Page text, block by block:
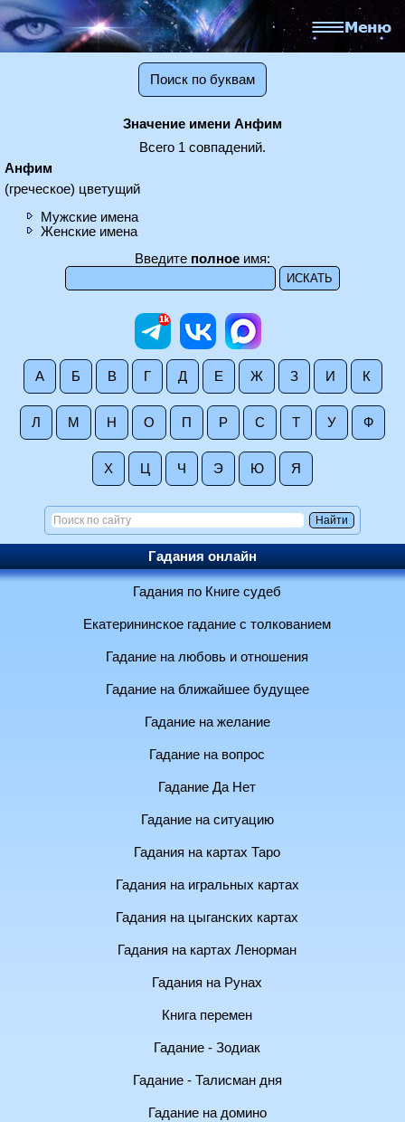
Поиск по буквам
Значение имени Анфим
Всего 1 совпадений.
Анфим
(греческое) цветущий
Мужские имена
Женские имена
Введите полное имя:
А Б В Г Д Е Ж З И К
Л М Н О П Р С Т У Ф
Х Ц Ч Э Ю Я
Гадания онлайн
Гадания по Книге судеб
Екатерининское гадание с толкованием
Гадание на любовь и отношения
Гадание на ближайшее будущее
Гадание на желание
Гадание на вопрос
Гадание Да Нет
Гадание на ситуацию
Гадания на картах Таро
Гадания на игральных картах
Гадания на цыганских картах
Гадания на картах Ленорман
Гадания на Рунах
Книга перемен
Гадание - Зодиак
Гадание - Талисман дня
Гадание на домино